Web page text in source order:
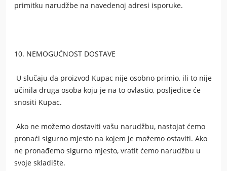
primitku narudžbe na navedenoj adresi isporuke.
10. NEMOGUĆNOST DOSTAVE
U slučaju da proizvod Kupac nije osobno primio, ili to nije
učinila druga osoba koju je na to ovlastio, posljedice će
snositi Kupac.
Ako ne možemo dostaviti vašu narudžbu, nastojat ćemo
pronaći sigurno mjesto na kojem je možemo ostaviti. Ako
ne pronađemo sigurno mjesto, vratit ćemo narudžbu u
svoje skladište.